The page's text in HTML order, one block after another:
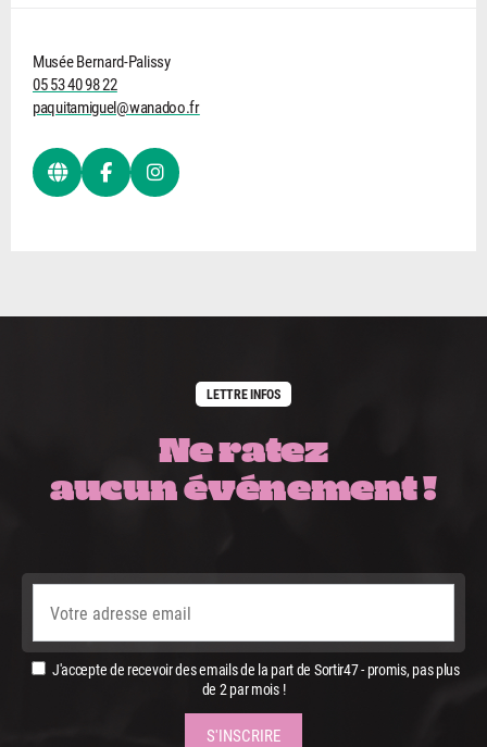
Musée Bernard-Palissy
05 53 40 98 22
paquitamiguel@wanadoo.fr
LETTRE INFOS
Ne ratez
aucun événement !
J'accepte de recevoir des emails de la part de Sortir47 - promis, pas plus
de 2 par mois !